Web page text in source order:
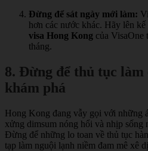
Đừng để sát ngày mới làm:
hơn các nước khác. Hãy lên kế
visa Hong Kong của VisaOne
tháng.
8. Đừng để thủ tục làm
khám phá
Hong Kong đang vẫy gọi với những
xửng dimsum nóng hổi và nhịp sống
Đừng để những lo toan về thủ tục
tạp làm nguội lạnh niềm đam mê xê